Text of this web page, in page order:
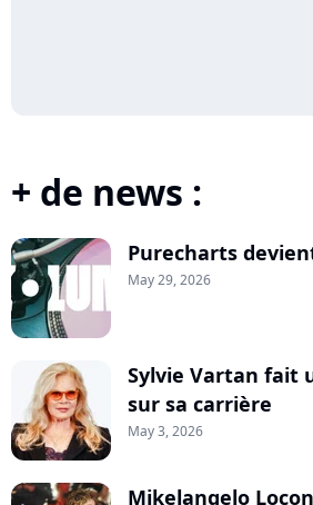
+ de news :
Purecharts
May 29, 2026
Sylvie Vartan fait
sur sa carrière
May 3, 2026
Mikelangelo